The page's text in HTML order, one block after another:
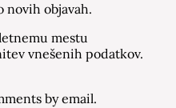
novih objavah.
mestu
vnešenih podatkov.
by email.